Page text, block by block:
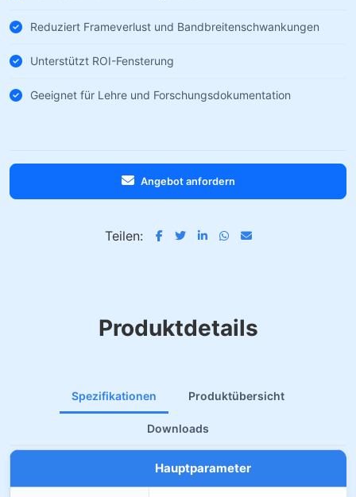
Reduziert Frameverlust und Bandbreitenschwankungen
Unterstützt ROI-Fensterung
Geeignet für Lehre und Forschungsdokumentation
Angebot anfordern
Teilen:
Produktdetails
Spezifikationen Produktübersicht
Downloads
Hauptparameter